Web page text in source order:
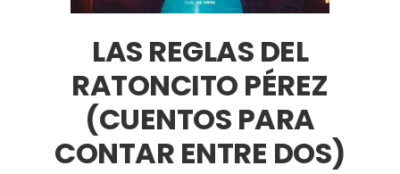
LAS REGLAS DEL
RATONCITO PÉREZ
(CUENTOS PARA
CONTAR ENTRE DOS)